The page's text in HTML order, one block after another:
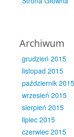
Archiwum
grudzień 2015
listopad 2015
październik 2015
wrzesień 2015
sierpień 2015
lipiec 2015
czerwiec 2015